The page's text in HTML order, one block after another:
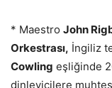
* Maestro John
Orkestrası, İngiliz
Cowling eşliğinde
dinleyicilere